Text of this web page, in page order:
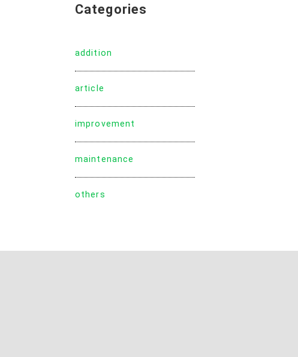
Categories
addition
article
improvement
maintenance
others